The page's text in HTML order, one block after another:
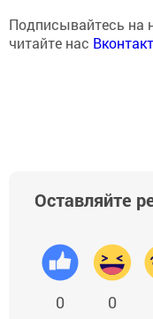
Подписывайтесь на
читайте нас
Оставляйте
0 0